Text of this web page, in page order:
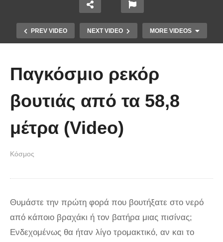
PREV VIDEO NEXT VIDEO MORE VIDEOS
Οι 5 Γιατροί Κρύφτηκαν πίσω από
όταν έπεσε απλά ΔΕΝ περιγράφεται!
Παγκόσμιο ρεκόρ
βουτιάς από τα 58,8
μέτρα (Video)
Κόσμος
Θυμάστε την πρώτη φορά που βουτήξατε στο νερό
από κάποιο βραχάκι ή τον βατήρα μιας πισίνας;
Ενδεχομένως θα ήταν λίγο τρομακτικό, αν και το